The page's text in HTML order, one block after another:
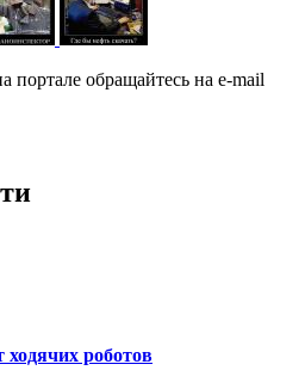
обращайтесь на e-mail
роботов